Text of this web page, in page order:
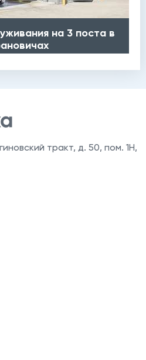
на 3 поста в
тракт, д. 50, пом. 1Н,